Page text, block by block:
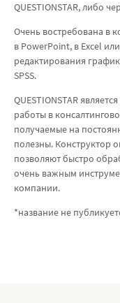
QUESTIONSTAR, либо
Очень востребована в
в PowerPoint, в Excel
редактирования
SPSS.
QUESTIONSTAR
работы в
получаемые на
полезны. Конструктор
позволяют быстро
очень важным
компании.
*название не